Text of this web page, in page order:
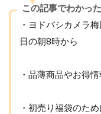
この記事でわかっ
・ヨドバシカメラ
日の朝8時から
・品薄商品やお得
・初売り福袋のた